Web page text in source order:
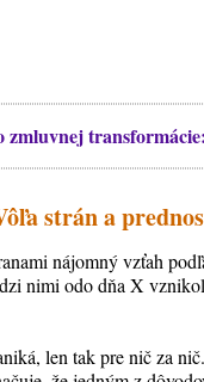
zmluvnej transformácie:
strán a
nájomný vzťah
nimi odo dňa X
len tak pre nič za